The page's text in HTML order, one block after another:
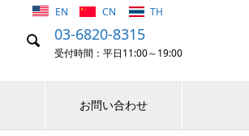
 03-6820-8315
受付時間：平日11:00～19:00
EN CN TH
お問い合わせ